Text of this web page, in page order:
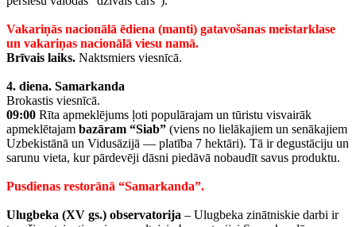
Vakariņās nacionālā ēdiena (manti) gatavošanas meistarklase
un vakariņas nacionālā viesu namā.
Brīvais laiks. Naktsmiers viesnīcā.
4. diena. Samarkanda
Brokastis viesnīcā.
09:00 Rīta apmeklējums ļoti populārajam un tūristu visvairāk
apmeklētajam bazāram “Siab” (viens no lielākajiem un senākajiem
Uzbekistānā un Vidusāzijā — platība 7 hektāri). Tā ir degustāciju un
sarunu vieta, kur pārdevēji dāsni piedāvā nobaudīt savus produktu.
Pusdienas restorānā “Samarkanda”.
Ulugbeka (XV gs.) observatorija – Ulugbeka zinātniskie darbi ir